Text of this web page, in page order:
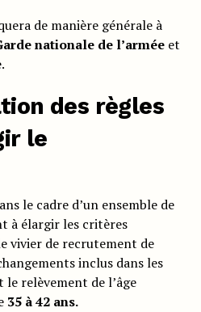
de manière générale à
nationale de l’arméeet
.
des règles
le
le cadre d’un ensemble de
à élargir les critères
vivier de recrutement de
inclus dans les
le relèvement de l’âge
35 à 42 ans.